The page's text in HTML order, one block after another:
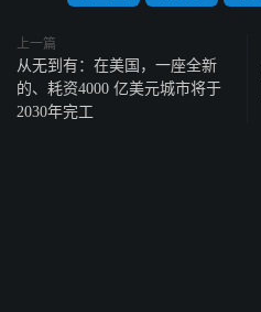
上一篇
从无到有：在美国，一座全新
的、耗资4000 亿美元城市将于
2030年完工